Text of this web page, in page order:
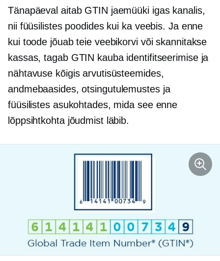
Tänapäeval aitab GTIN jaemüüki igas kanalis,
nii füüsilistes poodides kui ka veebis. Ja enne
kui toode jõuab teie veebikorvi või skannitakse
kassas, tagab GTIN kauba identifitseerimise ja
nähtavuse kõigis arvutisüsteemides,
andmebaasides, otsingutulemustes ja
füüsilistes asukohtades, mida see enne
lõppsihtkohta jõudmist läbib.